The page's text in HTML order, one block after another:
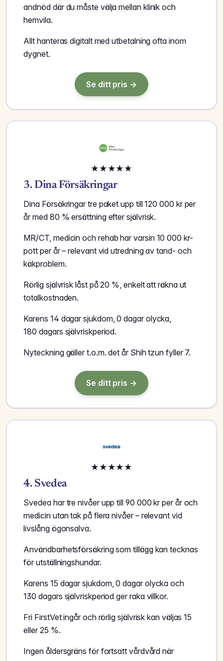
andnöd där du måste välja mellan klinik och
hemvila.
Allt hanteras digitalt med utbetalning ofta inom
dygnet.
Se ditt pris →
★ ★ ★★ ★
3. Dina Försäkringar
Dina Försäkringar tre paket upp till 120 000 kr per
år med 80 % ersättning efter självrisk.
MR/CT, medicin och rehab har varsin 10 000 kr-
pott per år – relevant vid utredning av tand- och
käkproblem.
Rörlig självrisk låst på 20 %, enkelt att räkna ut
totalkostnaden.
Karens 14 dagar sjukdom, 0 dagar olycka,
180 dagars självriskperiod.
Nyteckning gäller t.o.m. det år Shih tzun fyller 7.
Se ditt pris →
★ ★ ★★ ★
4. Svedea
Svedea har tre nivåer upp till 90 000 kr per år och
medicin utan tak på flera nivåer – relevant vid
livslång ögonsalva.
Användbarhetsförsäkring som tillägg kan tecknas
för utställningshundar.
Karens 15 dagar sjukdom, 0 dagar olycka och
130 dagars självriskperiod ger raka villkor.
Fri FirstVet ingår och rörlig självrisk kan väljas 15
eller 25 %.
Ingen åldersgräns för fortsatt vårdvård när